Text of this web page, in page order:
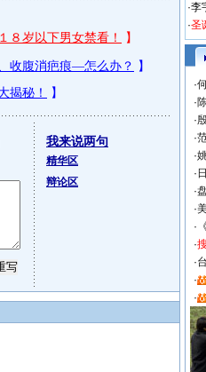
我来说两句
精华区
辩论区
·李
·圣
·
·
·
·
·
·
·
·
·
·
·
·
·